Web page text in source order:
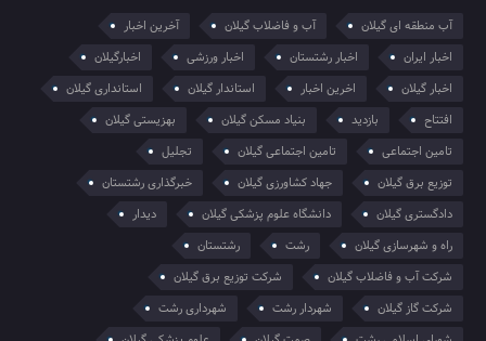
آب منطقه ای گیلان آب و فاضلاب گیلان
آخرین اخبار
اخبار ایران
اخبار رشتستان اخبار ورزشی
اخبارگیلان
اخبار گیلان
اخرین اخبار استاندار گیلان
استانداری گیلان
افتتاح
بازدید بنیاد مسکن گیلان
بهزیستی گیلان
تامین اجتماعی
تامین اجتماعی گیلان
تجلیل
توزیع برق گیلان
جهاد کشاورزی گیلان
خبرگذاری رشتستان
دادگستری گیلان
دانشگاه علوم پزشکی گیلان
دیدار
راه و شهرسازی گیلان
رشت
رشتستان
شرکت آب و فاضلاب گیلان
شرکت توزیع برق گیلان
شرکت گاز گیلان
شهردار رشت
شهرداری رشت